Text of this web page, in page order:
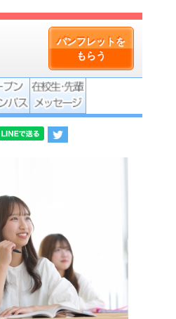
パンフレットを
もらう